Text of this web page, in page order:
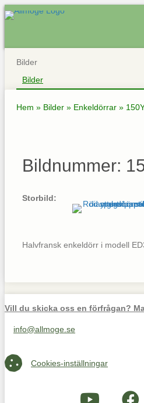
Bilder
Bilder
Hem » Bilder » Enkeldörrar »
Bildnummer:
Storbild:
Halvfransk enkeldörr i modell
Vill du skicka oss en förfrågan?
Maila oss på info@allmoge.se
info@allmoge.se
Cookies-inställningar
Cookies-inställningar